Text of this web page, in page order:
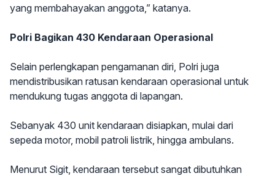
yang membahayakan anggota,” katanya.
Polri Bagikan 430 Kendaraan Operasional
Selain perlengkapan pengamanan diri, Polri juga
mendistribusikan ratusan kendaraan operasional untuk
mendukung tugas anggota di lapangan.
Sebanyak 430 unit kendaraan disiapkan, mulai dari
sepeda motor, mobil patroli listrik, hingga ambulans.
Menurut Sigit, kendaraan tersebut sangat dibutuhkan